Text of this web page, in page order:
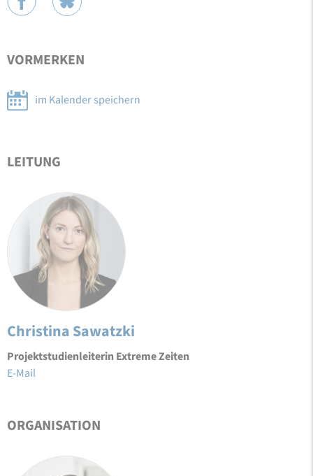
VORMERKEN
im Kalender speichern
LEITUNG
Christina Sawatzki
Projektstudienleiterin Extreme Zeiten
E-Mail
ORGANISATION